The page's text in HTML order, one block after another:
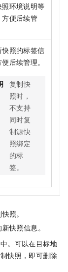
环境说明等
便后续管
照的标签信
后续管理。
复制快
照时，
不支持
同时复
制源快
照绑定
的标
签。
照。
快照信息。
。可以在目标地
快照，即可删除